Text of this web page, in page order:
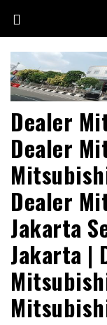
content
Dealer
Dealer
Dealer
Jakarta
Jakarta |